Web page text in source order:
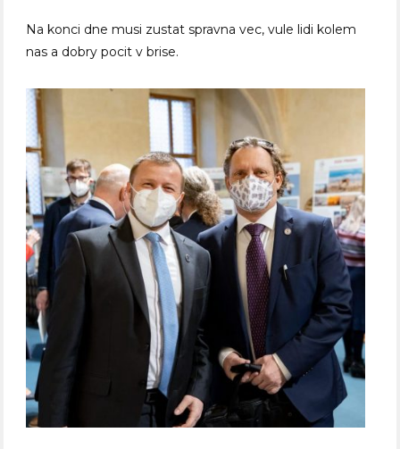
Na konci dne musi zustat spravna vec, vule lidi kolem
nas a dobry pocit v brise.